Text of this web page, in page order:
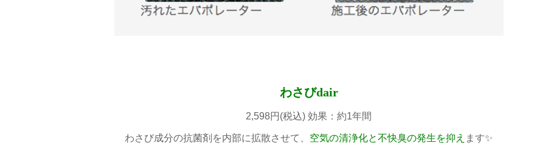
わさびdair
2,598円(税込) 効果：約1年間
わさび成分の抗菌剤を内部に拡散させて、 空気の清浄化と不快臭の発生を抑え ます✨